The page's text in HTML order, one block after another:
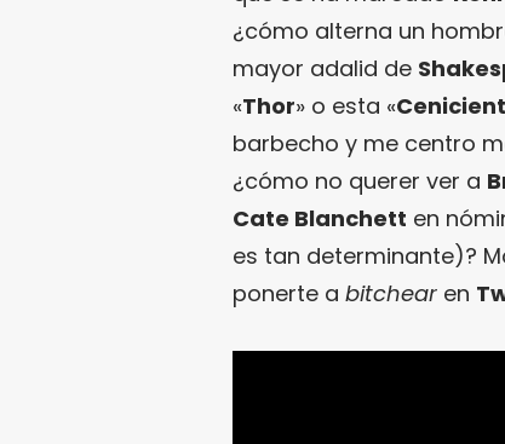
¿cómo alterna un
mayor adalid de
«Thor» o esta «
barbecho y me centro
¿cómo no querer ver a
Cate Blanchett en
es tan determinante)?
ponerte a bitchear en